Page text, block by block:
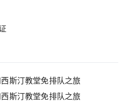
斯汀教堂免排队之旅
斯汀教堂免排队之旅